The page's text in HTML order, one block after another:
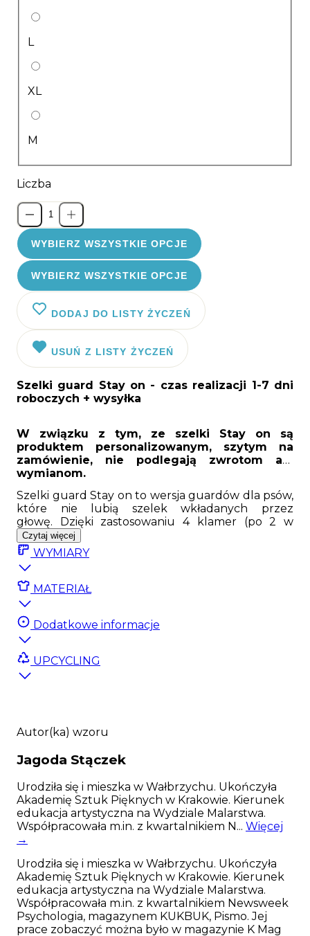
L
XL
M
Liczba
WYBIERZ WSZYSTKIE OPCJE
WYBIERZ WSZYSTKIE OPCJE
DODAJ DO LISTY ŻYCZEŃ
USUŃ Z LISTY ŻYCZEŃ
Szelki guard Stay on - czas realizacji 1-7 dni
roboczych + wysyłka
W związku z tym, ze szelki Stay on są
produktem personalizowanym, szytym na
zamówienie, nie podlegają zwrotom ani
wymianom.
Szelki guard Stay on to wersja guardów dla psów,
które nie lubią szelek wkładanych przez
głowę. Dzięki zastosowaniu 4 klamer (po 2 w
obwodzie szyki i klatki) szelki są idealnie
wyważone i nie przekręcają się na boki.
Szelki guard stay on to produkt personalizowany
szyty na zamówienie dla Twojego psa w ciągu 7
dni roboczych.
klamer szelki mają mniejszy zakres regulacji
niż klasyczne guardy dlatego ważne jest
bardzo dokładne zmierzenie psa.
Instrukcja mierzenia znajduje się poniżej
tabeli. Jeśli masz z tym problem - skontaktuj
psiak będzie wyglądał jak prawdziwy model :).
Szelki guard to jedne z najpopularniejszych psich
akcesoriów - dzięki specjalnej konstrukcji
rozkładają naprężenie w sposób nie obciążający
kręgosłupa, a regulacja w wielu miejscach
pozwala na idealne dopasowanie. Nasze szelki
uszyte zostały ręcznie z bardzo wytrzymałej
dwustronnej taśmy o szerokości 25mm lub
20mm. Czarne, mocne, matowe okucia i klamry
marki Duraflex gwarantują długotrwałe
użytkowanie, a zastosowana w aż 6 miejscach
regulacja zapewnia świetne dopasowanie do
każdego psiaka. Dodatkowo na szczycie szelek
dodaliśmy specjalny zaczep na adresówkę bądź
numerek i wygodną rączkę, za którą można
przytrzymać psa.
Czytaj więcej
WYMIARY
MATERIAŁ
Dodatkowe informacje
UPCYCLING
Autor(ka) wzoru
Jagoda Stączek
Urodziła się i mieszka w Wałbrzychu. Ukończyła
Akademię Sztuk Pięknych w Krakowie. Kierunek
edukacja artystyczna na Wydziale Malarstwa.
Współpracowała m.in. z kwartalnikiem N... Więcej
→
Urodziła się i mieszka w Wałbrzychu. Ukończyła
Akademię Sztuk Pięknych w Krakowie. Kierunek
edukacja artystyczna na Wydziale Malarstwa.
Współpracowała m.in. z kwartalnikiem Newsweek
Psychologia, magazynem KUKBUK, Pismo. Jej
prace zobaczyć można było w magazynie K Mag